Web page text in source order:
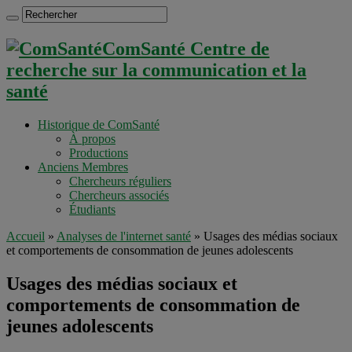
ComSanté Centre de
recherche sur la communication et la
santé
Historique de ComSanté
À propos
Productions
Anciens Membres
Chercheurs réguliers
Chercheurs associés
Étudiants
Accueil » Analyses de l'internet santé » Usages des médias sociaux
et comportements de consommation de jeunes adolescents
Usages des médias sociaux et
comportements de consommation de
jeunes adolescents